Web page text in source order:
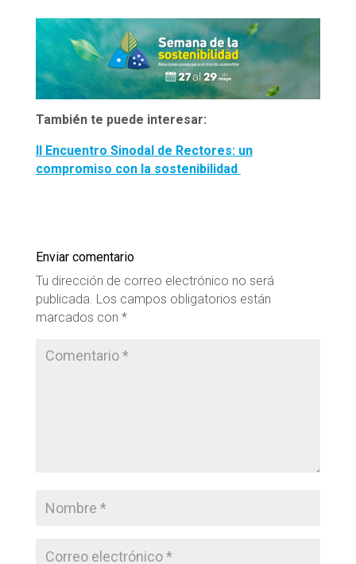
También te puede interesar:
II Encuentro Sinodal de Rectores: un
compromiso con la sostenibilidad
Enviar comentario
Tu dirección de correo electrónico no será
publicada. Los campos obligatorios están
marcados con *